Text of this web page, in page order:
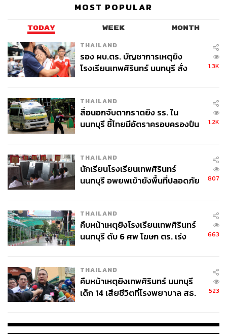
MOST POPULAR
TODAY WEEK MONTH
THAILAND
รอง ผบ.ตร. บัญชาการเหตุยิง
โรงเรียนเทพศิรินทร์ นนทบุรี สั่ง
1.3K
THAILAND
สื่อนอกจับตากราดยิง รร. ใน
นนทบุรี ชี้ไทยมีอัตราครอบครองปืน
1.2K
THAILAND
นักเรียนโรงเรียนเทพศิรินทร์
นนทบุรี อพยพเข้ายังพื้นที่ปลอดภัย
807
THAILAND
คืบหน้าเหตุยิงโรงเรียนเทพศิรินทร์
นนทบุรี ดับ 6 ศพ โฆษก ตร. เร่ง
663
THAILAND
คืบหน้าเหตุยิงเทพศิรินทร์ นนทบุรี
เด็ก 14 เสียชีวิตที่โรงพยาบาล สธ.
523